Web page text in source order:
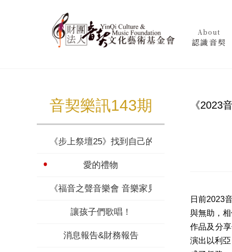
About
認識音契
音契樂訊143期
《步上祭壇25》找到自己的聲音
愛的禮物
《福音之聲音樂會 音樂家見證》音樂家的人生故
讓孩子們歌唱！
消息報告&財務報告
《2023
日前2023
與無助，
作品及分
演出以利